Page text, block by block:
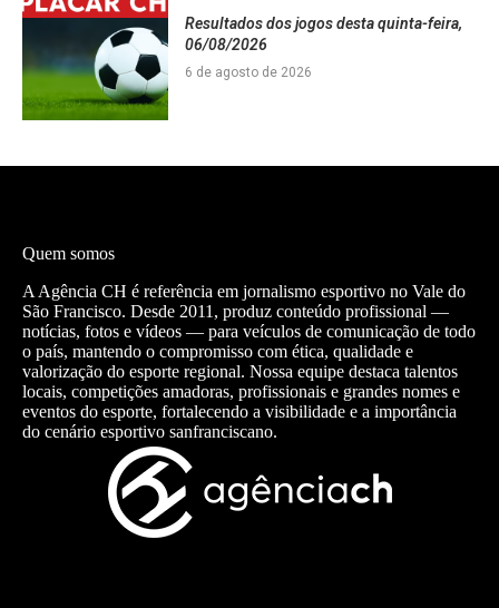
Resultados dos jogos desta quinta-feira,
06/08/2026
6 de agosto de 2026
Quem somos
A Agência CH é referência em jornalismo esportivo no Vale do
São Francisco. Desde 2011, produz conteúdo profissional —
notícias, fotos e vídeos — para veículos de comunicação de todo
o país, mantendo o compromisso com ética, qualidade e
valorização do esporte regional. Nossa equipe destaca talentos
locais, competições amadoras, profissionais e grandes nomes e
eventos do esporte, fortalecendo a visibilidade e a importância
do cenário esportivo sanfranciscano.